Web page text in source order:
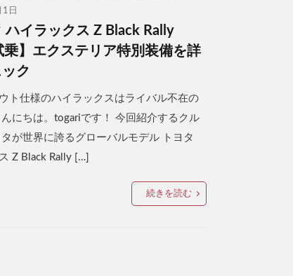
日
ハイラックス Z Black Rally
乗】エクステリア特別装備を詳
ク
ト仕様のハイラックスはライバル不在の
にちは。togariです！ 今回紹介するクル
が世界に誇るグローバルモデル トヨタ
Z Black Rally […]
続きを読む